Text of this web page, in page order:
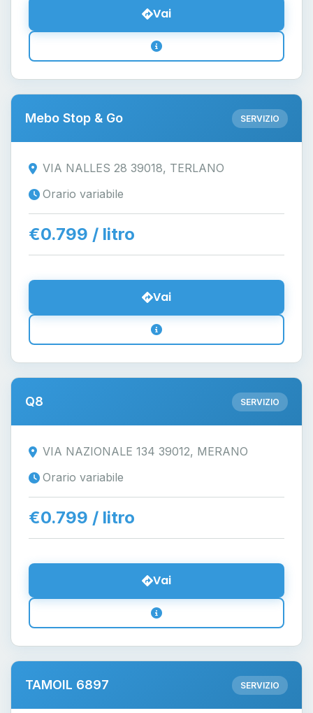
Vai
Mebo Stop & Go SERVIZIO
VIA NALLES 28 39018, TERLANO
Orario variabile
€0.799 / litro
Vai
Q8 SERVIZIO
VIA NAZIONALE 134 39012, MERANO
Orario variabile
€0.799 / litro
Vai
TAMOIL 6897 SERVIZIO